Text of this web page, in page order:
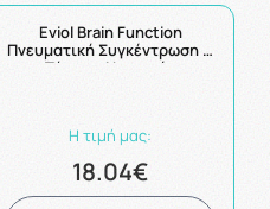
Eviol Brain Function
Πνευματική Συγκέντρωση &
Τόνωση Νοητικής
Η τιμή μας:
18.04€